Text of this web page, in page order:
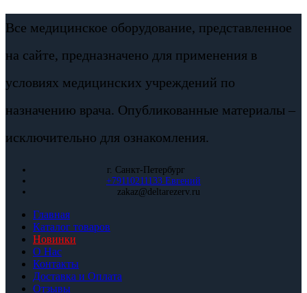
Все медицинское оборудование, представленное
на сайте, предназначено для применения в
условиях медицинских учреждений по
назначению врача. Опубликованные материалы –
исключительно для ознакомления.
г. Санкт-Петербург
+79110211133 Евгений
zakaz@deltarezerv.ru
Главная
Каталог товаров
Новинки
О Нас
Контакты
Доставка и Оплата
Отзывы